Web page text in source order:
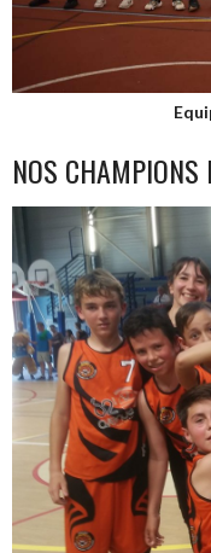
NOS CHAMPIONS